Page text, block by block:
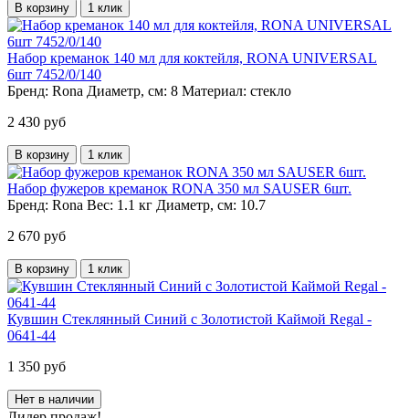
В корзину 1 клик
Набор креманок 140 мл для коктейля, RONA UNIVERSAL
6шт 7452/0/140
Бренд: Rona Диаметр, см: 8 Материал: стекло
2 430 руб
В корзину 1 клик
Набор фужеров креманок RONA 350 мл SAUSER 6шт.
Бренд: Rona Вес: 1.1 кг Диаметр, см: 10.7
2 670 руб
В корзину 1 клик
Кувшин Стеклянный Синий с Золотистой Каймой Regal -
0641-44
1 350 руб
Нет в наличии